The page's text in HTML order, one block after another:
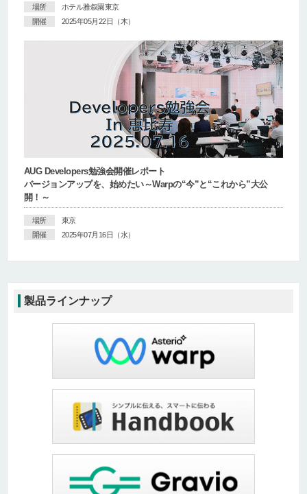
場所
ホテル雅叙園東京
開催
2025年05月22日（木）
AUG Developers勉強会開催レポート
バージョンアップを、始めたい～Warpの“今”と“これから”大公
開！～
場所
東京
開催
2025年07月16日（水）
製品ラインナップ